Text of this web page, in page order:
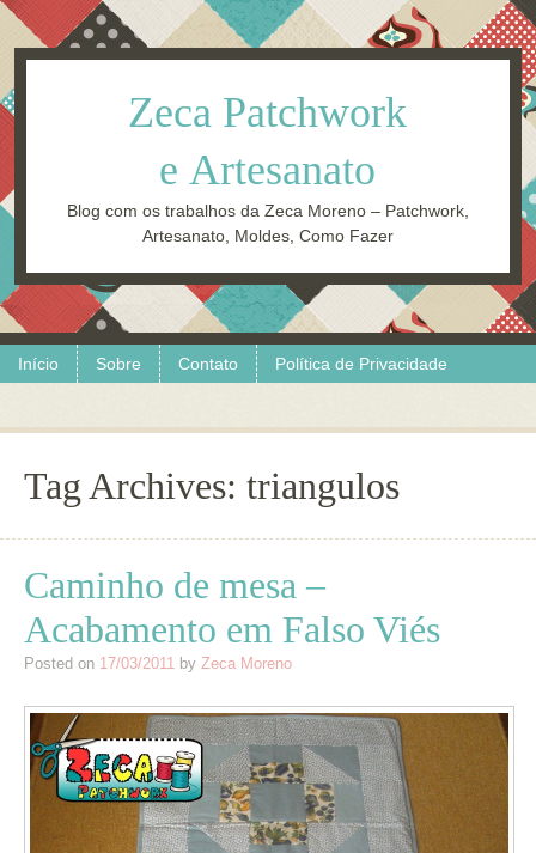
Zeca Patchwork
e Artesanato
Blog com os trabalhos da Zeca Moreno – Patchwork,
Artesanato, Moldes, Como Fazer
Menu
Skip to content
Início Sobre Contato Política de Privacidade
Tag Archives: triangulos
Caminho de mesa –
Acabamento em Falso Viés
Posted on 17/03/2011 by Zeca Moreno